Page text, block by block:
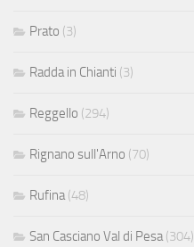
Prato (3)
Radda in Chianti (3)
Reggello (294)
Rignano sull'Arno (70)
Rufina(48)
San Casciano Val di Pesa(304)